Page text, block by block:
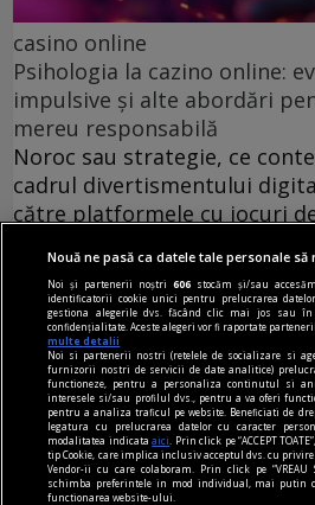
casino online
Psihologia la cazino online:
impulsive și alte abordări
mereu responsabilă
Noroc sau strategie, ce
cadrul divertismentului
către platformele cu jocuri
Nouă ne pasă ca datele tale personale
Noi și partenerii noștri606 stocăm și/sau
identificatorii cookie unici pentru prelucrarea
gestiona alegerile dvs. făcând clic mai jos sau
confidențialitate. Aceste alegeri vor fi raportate
multe detalii
Noi si partenerii nostri (retelele de socializare si
furnizorii nostri de servicii de date analitice)
functioneze, pentru a personaliza continutul si
interesele si/sau profilul dvs., pentru a va oferi
pentru a analiza traficul pe website. Beneficiati de
legatura cu prelucrarea datelor cu caracter
modalitatea indicataaici
. Prin click pe “ACCEPT
tip Cookie, care implica inclusiv acceptul dvs. cu
Vendor-ii cu care colaboram. Prin click pe “VREAU
schimba preferintele in mod individual, mai putin
functionarea website-ului.